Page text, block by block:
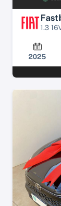
1.3
2025